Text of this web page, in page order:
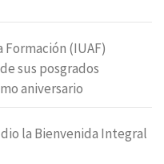
(IUAF)
sus posgrados
aniversario
la Bienvenida Integral